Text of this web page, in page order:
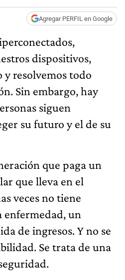
Agregar PERFIL en Google
dispositivos,
y resolvemos todo
Sin embargo, hay
siguen
su futuro y el de su
que paga un
que lleva en el
veces no tiene
enfermedad, un
de ingresos. Y no se
Se trata de una